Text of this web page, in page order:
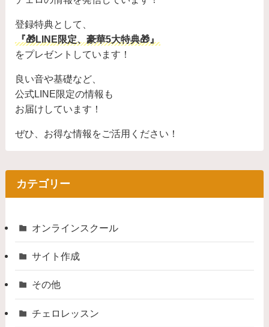
登録特典として、
『🎁LINE限定、豪華5大特典🎁』
をプレゼントしています！
良い音や基礎など、
公式LINE限定の情報も
お届けしています！
ぜひ、お得な情報をご活用ください！
カテゴリー
オンラインスクール
サイト作成
その他
チェロレッスン